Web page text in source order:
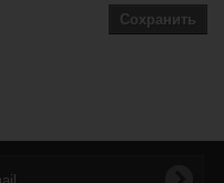
Сохранить